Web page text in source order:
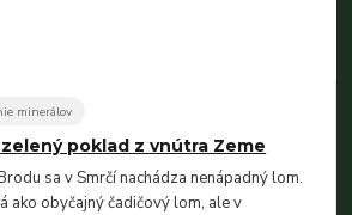
minerálov
poklad z vnútra Zeme
sa v Smrčí nachádza nenápadný lom.
ako obyčajný čadičový lom, ale v